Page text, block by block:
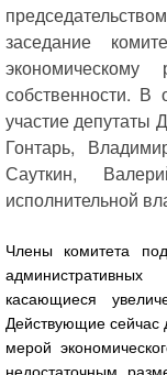
заседание
собственности. В
участие депутаты
Гонтарь,
Сауткин,
исполнительной
Члены комитета
касающиеся
Действующие сейчас
мерой
недостаточным